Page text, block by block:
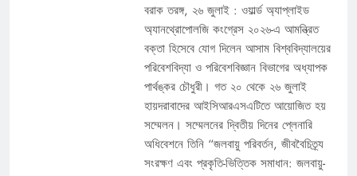
বরাক তরঙ্গ, ২৬ জুলাই : ওয়ার্ল্ড অ্যাপ্লাইড
অ্যানথ্রোপোলজি কংগ্রেস ২০২৬-এ আমন্ত্রিত
বক্তা হিসেবে যোগ দিলেন আসাম বিশ্ববিদ্যালয়ের
পরিবেশবিদ্যা ও পরিবেশবিজ্ঞান বিভাগের অধ্যাপক
পার্থঙ্কর চৌধুরী। গত ২০ থেকে ২৬ জুলাই
হায়দরাবাদের আইসিআরএসএটিতে আয়োজিত হয়
সম্মেলন। সম্মেলনের দ্বিতীয় দিনের প্লেনারি
অধিবেশনে তিনি “জলবায়ু পরিবর্তন, জীববৈচিত্র্য
সংরক্ষণ এবং প্রকৃতি-ভিত্তিক সমাধান: জলবায়ু-